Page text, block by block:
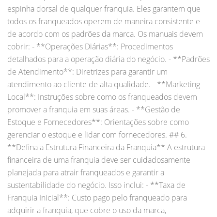
espinha dorsal de qualquer franquia. Eles garantem que
todos os franqueados operem de maneira consistente e
de acordo com os padrões da marca. Os manuais devem
cobrir: - **Operações Diárias**: Procedimentos
detalhados para a operação diária do negócio. - **Padrões
de Atendimento**: Diretrizes para garantir um
atendimento ao cliente de alta qualidade. - **Marketing
Local**: Instruções sobre como os franqueados devem
promover a franquia em suas áreas. - **Gestão de
Estoque e Fornecedores**: Orientações sobre como
gerenciar o estoque e lidar com fornecedores. ## 6.
**Defina a Estrutura Financeira da Franquia** A estrutura
financeira de uma franquia deve ser cuidadosamente
planejada para atrair franqueados e garantir a
sustentabilidade do negócio. Isso inclui: - **Taxa de
Franquia Inicial**: Custo pago pelo franqueado para
adquirir a franquia, que cobre o uso da marca,